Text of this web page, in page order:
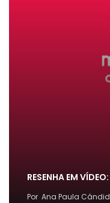
RESENHA EM
Por Ana Paula